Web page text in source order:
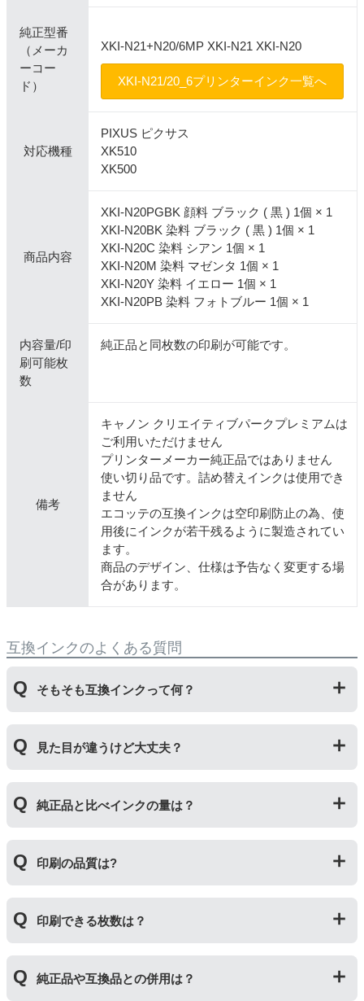
純正型番
（メーカ
ーコー
ド）
XKI-N21+N20/6MP XKI-N21 XKI-N20
XKI-N21/20_6プリンターインク一覧へ
対応機種
PIXUS ピクサス
XK510
XK500
商品内容
XKI-N20PGBK 顔料 ブラック ( 黒 ) 1個 × 1
XKI-N20BK 染料 ブラック ( 黒 ) 1個 × 1
XKI-N20C 染料 シアン 1個 × 1
XKI-N20M 染料 マゼンタ 1個 × 1
XKI-N20Y 染料 イエロー 1個 × 1
XKI-N20PB 染料 フォトブルー 1個 × 1
内容量/印
刷可能枚
数
純正品と同枚数の印刷が可能です。
備考
キャノン クリエイティブパークプレミアムは
ご利用いただけません
プリンターメーカー純正品ではありません
使い切り品です。詰め替えインクは使用でき
ません
エコッテの互換インクは空印刷防止の為、使
用後にインクが若干残るように製造されてい
ます。
商品のデザイン、仕様は予告なく変更する場
合があります。
互換インクのよくある質問
そもそも互換インクって何？
いる互換品です。サードパーティ製や社外品などとも言
われます。開発コストが低いため純正品よりも安価でご
見た目が違うけど大丈夫？
いる互換品です。プリンターに適合するように作られて
いますが、一部特許回避を目的に形状をあえて変更して
ご安心ください。
純正品と比べインクの量は？
インク量が入っており、純正インクと同等量の印刷がで
きます。（インクが純正品より多く入っていても、必ず
ん。）
印刷の品質は?
の順です。
したブログ記事がございますのでよろしければご覧くだ
印刷できる枚数は？
インク量が入っており、純正インクと同等量の印刷がで
純正品や互換品との併用は？